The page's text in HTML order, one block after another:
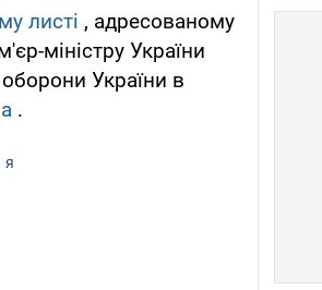
листі , адресованому
міністру України
України в
.